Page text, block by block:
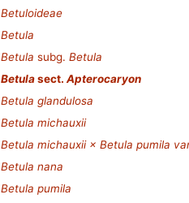
Betuloideae
Betula
Betula subg. Betula
Betulasect. Apterocaryon
Betula glandulosa
Betula michauxii
Betula michauxii × Betula pumila
Betula nana
Betula pumila